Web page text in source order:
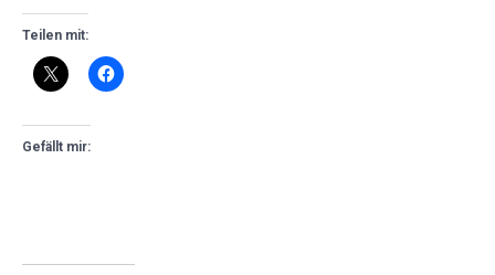
Teilen mit:
Gefällt mir: